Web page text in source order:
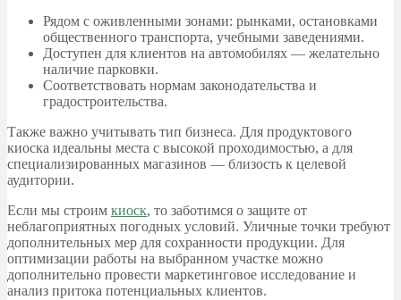
Рядом с оживленными зонами: рынками, остановками
общественного транспорта, учебными заведениями.
Доступен для клиентов на автомобилях — желательно
наличие парковки.
Соответствовать нормам законодательства и
градостроительства.
Также важно учитывать тип бизнеса. Для продуктового
киоска идеальны места с высокой проходимостью, а для
специализированных магазинов — близость к целевой
аудитории.
Если мы строим киоск, то заботимся о защите от
неблагоприятных погодных условий. Уличные точки требуют
дополнительных мер для сохранности продукции. Для
оптимизации работы на выбранном участке можно
дополнительно провести маркетинговое исследование и
анализ притока потенциальных клиентов.